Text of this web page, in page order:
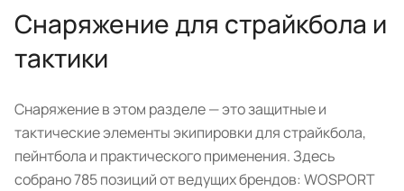
Снаряжение для страйкбола и
тактики
Снаряжение в этом разделе — это защитные и
тактические элементы экипировки для страйкбола,
пейнтбола и практического применения. Здесь
собрано 785 позиций от ведущих брендов: WOSPORT